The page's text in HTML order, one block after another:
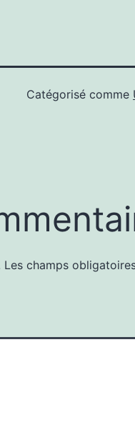
Catégorisé comme
Les champs